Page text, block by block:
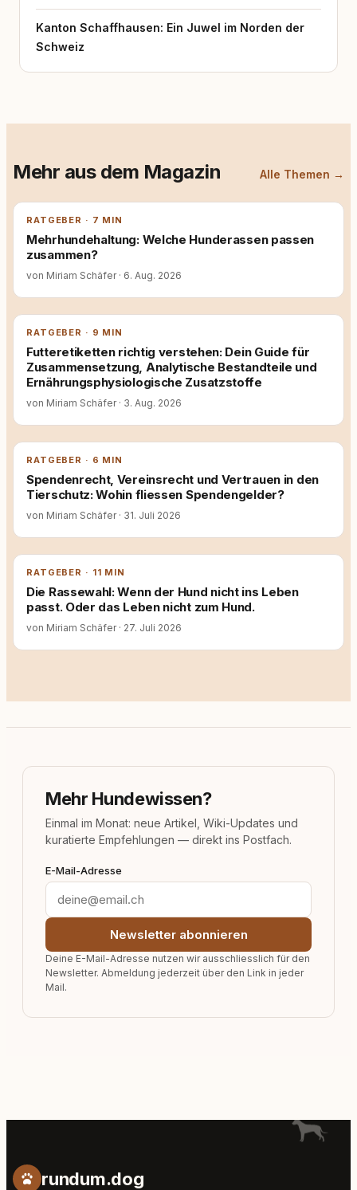
Kanton Schaffhausen: Ein Juwel im Norden der
Schweiz
Mehr aus dem Magazin Alle Themen →
RATGEBER · 7 MIN
Mehrhundehaltung: Welche Hunderassen passen
zusammen?
von Miriam Schäfer · 6. Aug. 2026
RATGEBER · 9 MIN
Futteretiketten richtig verstehen: Dein Guide für
Zusammensetzung, Analytische Bestandteile und
Ernährungsphysiologische Zusatzstoffe
von Miriam Schäfer · 3. Aug. 2026
RATGEBER · 6 MIN
Spendenrecht, Vereinsrecht und Vertrauen in den
Tierschutz: Wohin fliessen Spendengelder?
von Miriam Schäfer · 31. Juli 2026
RATGEBER · 11 MIN
Die Rassewahl: Wenn der Hund nicht ins Leben
passt. Oder das Leben nicht zum Hund.
von Miriam Schäfer · 27. Juli 2026
Mehr Hundewissen?
Einmal im Monat: neue Artikel, Wiki-Updates und
kuratierte Empfehlungen — direkt ins Postfach.
E-Mail-Adresse
Newsletter abonnieren
Deine E-Mail-Adresse nutzen wir ausschliesslich für den
Newsletter. Abmeldung jederzeit über den Link in jeder
Mail.
rundum.dog